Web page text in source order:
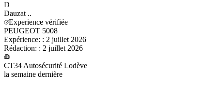
D
Dauzat ..
Experience vérifiée
PEUGEOT 5008
Expérience: : 2 juillet 2026
Rédaction: : 2 juillet 2026
CT34 Autosécurité Lodève
la semaine dernière